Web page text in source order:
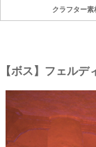
クラフター素
【ボス】フェルデ